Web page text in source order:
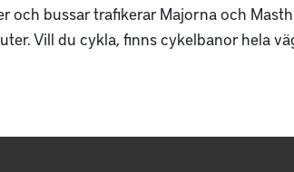
och bussar trafikerar Majorna och
Vill du cykla, finns cykelbanor hela